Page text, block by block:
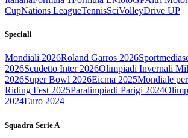
CupNations LeagueTennisSciVolleyDrive UP
Speciali
Mondiali 2026Roland Garros 2026
2026Scudetto Inter 2026Olimpiadi Invernali
2026Super Bowl 2026Eicma 2025Mondiale
Riding Fest 2025Paralimpiadi Parigi 2024
2024Euro 2024
Squadra Serie A